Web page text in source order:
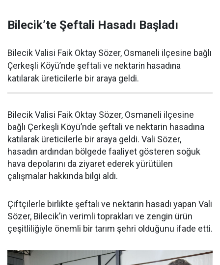
Bilecik’te Şeftali Hasadı Başladı
Bilecik Valisi Faik Oktay Sözer, Osmaneli ilçesine bağlı
Çerkeşli Köyü’nde şeftali ve nektarin hasadına
katılarak üreticilerle bir araya geldi.
Bilecik Valisi Faik Oktay Sözer, Osmaneli ilçesine
bağlı Çerkeşli Köyü’nde şeftali ve nektarin hasadına
katılarak üreticilerle bir araya geldi. Vali Sözer,
hasadın ardından bölgede faaliyet gösteren soğuk
hava depolarını da ziyaret ederek yürütülen
çalışmalar hakkında bilgi aldı.
Çiftçilerle birlikte şeftali ve nektarin hasadı yapan Vali
Sözer, Bilecik’in verimli toprakları ve zengin ürün
çeşitliliğiyle önemli bir tarım şehri olduğunu ifade etti.